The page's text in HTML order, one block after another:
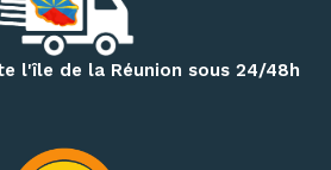
votre pied.
Mafate, Cilaos, Salazie, au volcan ou
produits de nutrition outdoor
l'île de la Réunion sous 24/48h